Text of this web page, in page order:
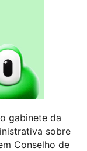
gabinete da
sobre
Conselho de